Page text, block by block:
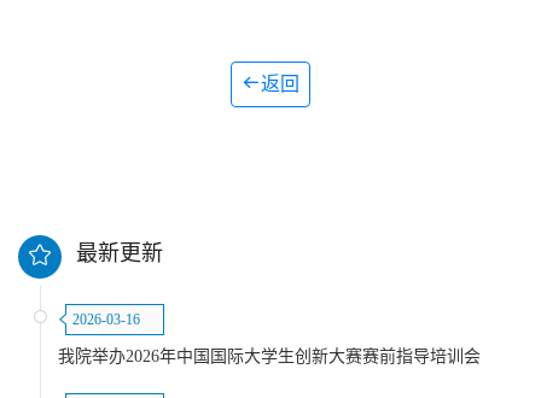
返回
最新更新
2026-03-16
我院举办2026年中国国际大学生创新大赛赛前指导培训会